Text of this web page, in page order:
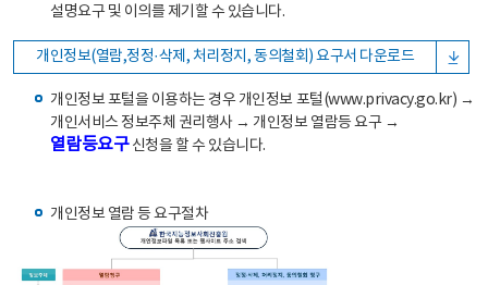
설명요구 및 이의를 제기할 수 있습니다.
개인정보(열람,정정·삭제, 처리정지, 동의철회) 요구서 다운로드
개인정보 포털을 이용하는 경우 개인정보 포털(www.privacy.go.kr) →
개인서비스 정보주체 권리행사 → 개인정보 열람등 요구 →
열람등요구신청을 할 수 있습니다.
개인정보 열람 등 요구절차